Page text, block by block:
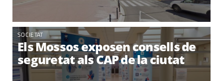
SOCIETAT
Els Mossos exposen consells de
seguretat als CAP de la ciutat